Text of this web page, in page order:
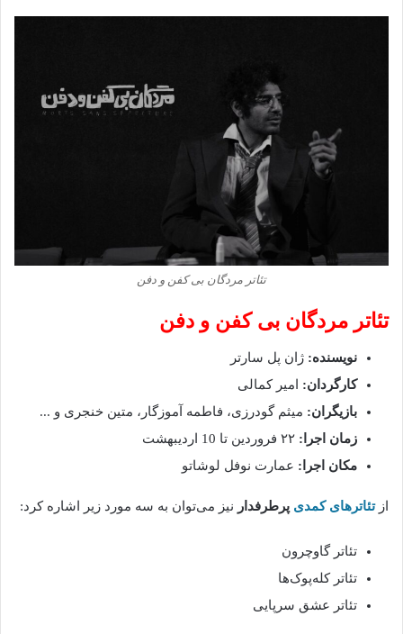
تئاتر مردگان بی کفن و دفن
تئاتر مردگان بی کفن و دفن
نویسنده: ژان پل سارتر
کارگردان: امیر کمالی
بازیگران: میثم گودرزی، فاطمه‌ آموزگار، متین خنجری و ..‌‌.
زمان اجرا:
مکان اجرا: عمارت نوفل لوشاتو
ازتئاترهای کمدی پرطرفدار نیز می‌توان به سه مورد زیر اشاره کرد:
تئاتر گاوچرون
تئاتر کله‌پوک‌ها
تئاتر عشق سرپایی